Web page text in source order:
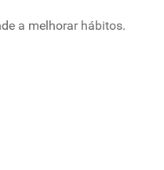
a melhorar hábitos.